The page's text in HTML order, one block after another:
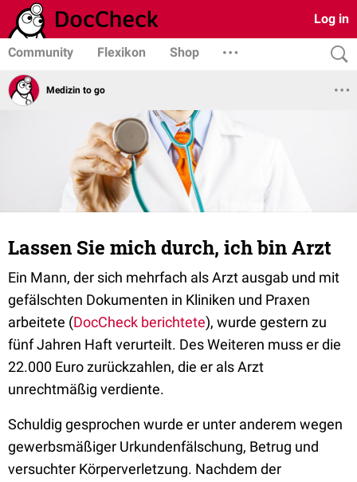
Log in
Community Flexikon Shop
Medizin to go
Lassen Sie mich durch, ich bin Arzt
Ein Mann, der sich mehrfach als Arzt ausgab und mit
gefälschten Dokumenten in Kliniken und Praxen
arbeitete (DocCheck berichtete), wurde gestern zu
fünf Jahren Haft verurteilt. Des Weiteren muss er die
22.000 Euro zurückzahlen, die er als Arzt
unrechtmäßig verdiente.
Schuldig gesprochen wurde er unter anderem wegen
gewerbsmäßiger Urkundenfälschung, Betrug und
versuchter Körperverletzung. Nachdem der